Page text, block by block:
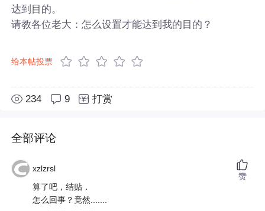
达到目的。
请教各位老大：怎么设置才能达到我的目的？
给本帖投票
234 9 打赏
全部评论
xzlzrsl
算了吧，结贴．
怎么回事？竟然.......
赞